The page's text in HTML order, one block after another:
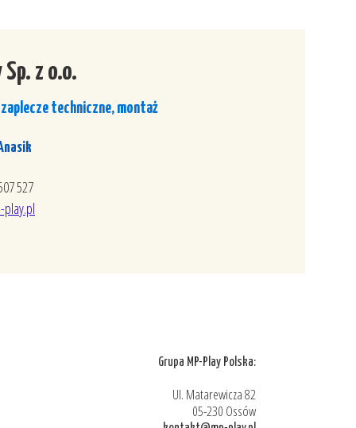
Sp. z o.o.
techniczne, montaż
527
play.pl
Grupa MP-Play Polska:
Ul. Matarewicza 82
05-230 Ossów